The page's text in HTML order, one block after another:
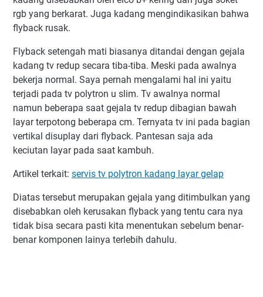
rgb yang berkarat. Juga kadang mengindikasikan bahwa
flyback rusak.
Flyback setengah mati biasanya ditandai dengan gejala
kadang tv redup secara tiba-tiba. Meski pada awalnya
bekerja normal. Saya pernah mengalami hal ini yaitu
terjadi pada tv polytron u slim. Tv awalnya normal
namun beberapa saat gejala tv redup dibagian bawah
layar terpotong beberapa cm. Ternyata tv ini pada bagian
vertikal disuplay dari flyback. Pantesan saja ada
keciutan layar pada saat kambuh.
Artikel terkait: servis tv polytron kadang layar gelap
Diatas tersebut merupakan gejala yang ditimbulkan yang
disebabkan oleh kerusakan flyback yang tentu cara nya
tidak bisa secara pasti kita menentukan sebelum benar-
benar komponen lainya terlebih dahulu.